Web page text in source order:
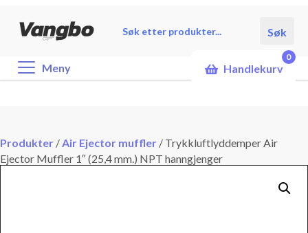
search
Søk
Meny Handlekurv
0
Produkter /Air Ejector muffler / Trykkluftlyddemper Air
Ejector Muffler 1″ (25,4 mm.) NPT hanngjenger